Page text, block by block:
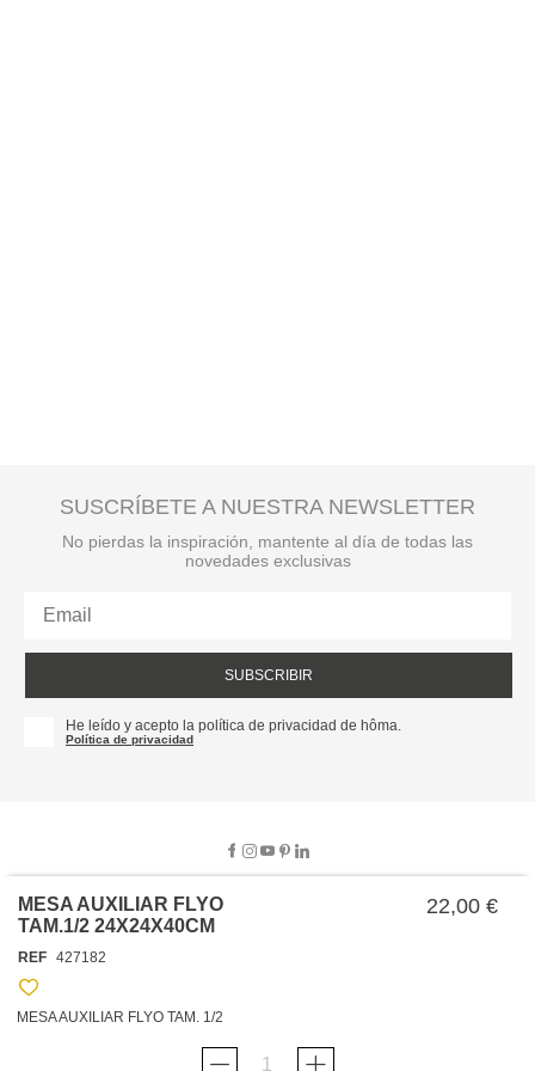
MESA AUXILIAR FLYO
TAM.1/2 24X24X40CM
22,00 €
REF 427182
MESA AUXILIAR FLYO TAM. 1/2
SUSCRÍBETE A NUESTRA NEWSLETTER
No pierdas la inspiración, mantente al día de todas las
novedades exclusivas
SUBSCRIBIR
He leído y acepto la política de privacidad de hôma.
Política de privacidad
TRABAJA CON NOSOTROS
TARJETA HAPPY
POLÍTICAS
PROTECCIÓN DE DATOS